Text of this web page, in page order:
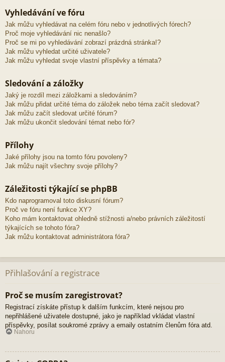
Vyhledávání ve fóru
Jak můžu vyhledávat na celém fóru nebo v jednotlivých fórech?
Proč moje vyhledávání nic nenašlo?
Proč se mi po vyhledávání zobrazí prázdná stránka!?
Jak můžu vyhledat určité uživatele?
Jak můžu vyhledat svoje vlastní příspěvky a témata?
Sledování a záložky
Jaký je rozdíl mezi záložkami a sledováním?
Jak můžu přidat určité téma do záložek nebo téma začít sledovat?
Jak můžu začít sledovat určité fórum?
Jak můžu ukončit sledování témat nebo fór?
Přílohy
Jaké přílohy jsou na tomto fóru povoleny?
Jak můžu najít všechny svoje přílohy?
Záležitosti týkající se phpBB
Kdo naprogramoval toto diskusní fórum?
Proč ve fóru není funkce XY?
Koho mám kontaktovat ohledně stížnosti a/nebo právních záležitostí
týkajících se tohoto fóra?
Jak můžu kontaktovat administrátora fóra?
Přihlašování a registrace
Proč se musím zaregistrovat?
Registrací získáte přístup k dalším funkcím, které nejsou pro
nepřihlášené uživatele dostupné, jako je například vkládat vlastní
příspěvky, posílat soukromé zprávy a emaily ostatním členům fóra atd.
Nahoru